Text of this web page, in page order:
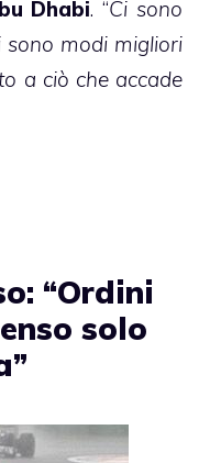
Dhabi. “Ci sono
sono modi migliori
a ciò che accade
“Ordini
solo